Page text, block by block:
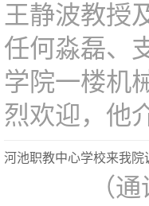
王静波教授
任何淼磊、
学院一楼机
烈欢迎，他
河池职教中心学校来我院
（通讯